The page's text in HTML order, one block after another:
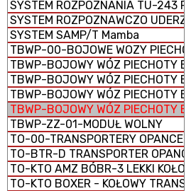
SYSTEM ROZPOZNANIA TU-243
SYSTEM ROZPOZNAWCZO
SYSTEM SAMP/T Mamba
TBWP-00-BOJOWE WOZY
TBWP-BOJOWY WÓZ PIECHOTY
TBWP-BOJOWY WÓZ PIECHOTY
TBWP-BOJOWY WÓZ PIECHOTY
TBWP-BOJOWY WÓZ PIECHOTY
TBWP-ZZ-01-MODUŁ WOLNY
TO-00-TRANSPORTERY
TO-BTR-D TRANSPORTER
TO-KTO AMZ BÓBR-3 LEKKI
TO-KTO BOXER - KOŁOWY